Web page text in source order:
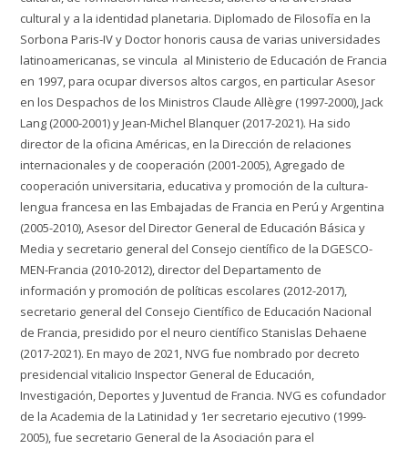
cultural y a la identidad planetaria. Diplomado de Filosofía en la
Sorbona Paris-IV y Doctor honoris causa de varias universidades
latinoamericanas, se vincula al Ministerio de Educación de Francia
en 1997, para ocupar diversos altos cargos, en particular Asesor
en los Despachos de los Ministros Claude Allègre (1997-2000), Jack
Lang (2000-2001) y Jean-Michel Blanquer (2017-2021). Ha sido
director de la oficina Américas, en la Dirección de relaciones
internacionales y de cooperación (2001-2005), Agregado de
cooperación universitaria, educativa y promoción de la cultura-
lengua francesa en las Embajadas de Francia en Perú y Argentina
(2005-2010), Asesor del Director General de Educación Básica y
Media y secretario general del Consejo científico de la DGESCO-
MEN-Francia (2010-2012), director del Departamento de
información y promoción de políticas escolares (2012-2017),
secretario general del Consejo Científico de Educación Nacional
de Francia, presidido por el neuro científico Stanislas Dehaene
(2017-2021). En mayo de 2021, NVG fue nombrado por decreto
presidencial vitalicio Inspector General de Educación,
Investigación, Deportes y Juventud de Francia. NVG es cofundador
de la Academia de la Latinidad y 1er secretario ejecutivo (1999-
2005), fue secretario General de la Asociación para el